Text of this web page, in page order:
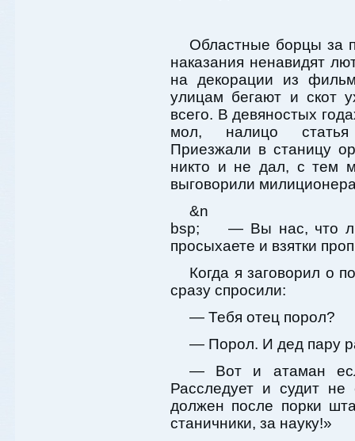
Областные борцы за
наказания ненавидят
на декорации из
улицам бегают и скот
всего. В девяностых
мол, налицо статья
Приезжали в станицу
никто и не дал, с тем
выговорили
&n
bsp; — Вы нас, что ли,
просыхаете и взятки
Когда я заговорил о
сразу спросили:
— Тебя отец порол?
— Порол. И дед пару
— Вот и атаман
Расследует и судит
должен после порки
станичники, за науку!»